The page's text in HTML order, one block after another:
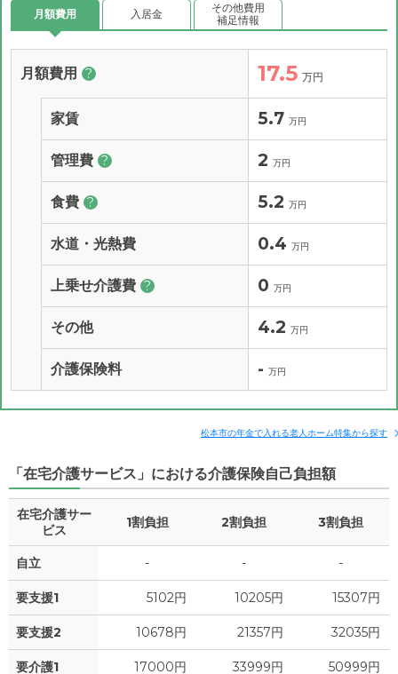
月額費用 入居金
その他費用
補足情報
月額費用 ? 17.5 万円
家賃 5.7 万円
管理費 ? 2 万円
食費 ? 5.2 万円
水道・光熱費 0.4 万円
上乗せ介護費 ? 0 万円
その他 4.2 万円
介護保険料 - 万円
松本市の年金で入れる老人ホーム特集から探す
「在宅介護サービス」における介護保険自己負担額
在宅介護サー
ビス
1割負担 2割負担 3割負担
自立 - - -
要支援1 5102円 10205円 15307円
要支援2 10678円 21357円 32035円
要介護1 17000円 33999円 50999円